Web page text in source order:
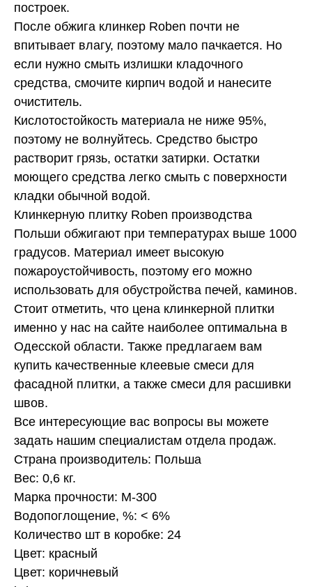
построек.
После обжига клинкер Roben почти не
впитывает влагу, поэтому мало пачкается. Но
если нужно смыть излишки кладочного
средства, смочите кирпич водой и нанесите
очиститель.
Кислотостойкость материала не ниже 95%,
поэтому не волнуйтесь. Средство быстро
растворит грязь, остатки затирки. Остатки
моющего средства легко смыть с поверхности
кладки обычной водой.
Клинкерную плитку Roben производства
Польши обжигают при температурах выше 1000
градусов. Материал имеет высокую
пожароустойчивость, поэтому его можно
использовать для обустройства печей, каминов.
Стоит отметить, что цена клинкерной плитки
именно у нас на сайте наиболее оптимальна в
Одесской области. Также предлагаем вам
купить качественные клеевые смеси для
фасадной плитки, а также смеси для расшивки
швов.
Все интересующие вас вопросы вы можете
задать нашим специалистам отдела продаж.
Страна производитель: Польша
Вес: 0,6 кг.
Марка прочности: М-300
Водопоглощение, %: < 6%
Количество шт в коробке: 24
Цвет: красный
Цвет: коричневый